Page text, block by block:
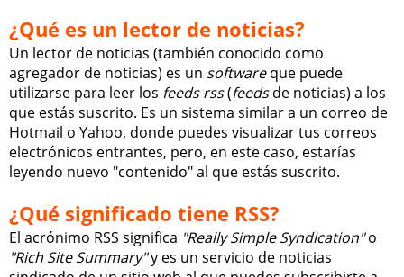
¿Qué es un lector de noticias?
Un lector de noticias (también conocido como
agregador de noticias) es un softwareque puede
utilizarse para leer los feeds rss(feedsde noticias) a los
que estás suscrito. Es un sistema similar a un correo de
Hotmail o Yahoo, donde puedes visualizar tus correos
electrónicos entrantes, pero, en este caso, estarías
leyendo nuevo "contenido" al que estás suscrito.
¿Qué significado tiene RSS?
El acrónimo RSS significa "Really Simple Syndication"o
"Rich Site Summary"y es un servicio de noticias